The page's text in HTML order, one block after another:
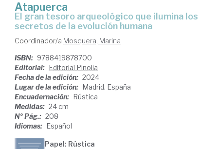
Atapuerca
El gran tesoro arqueológico que ilumina los
secretos de la evolución humana
Coordinador/a Mosquera, Marina
ISBN: 9788419878700
Editorial: Editorial Pinolia
Fecha de la edición: 2024
Lugar de la edición: Madrid. España
Encuadernación: Rústica
Medidas: 24 cm
Nº Pág.: 208
Idiomas: Español
Papel: Rústica